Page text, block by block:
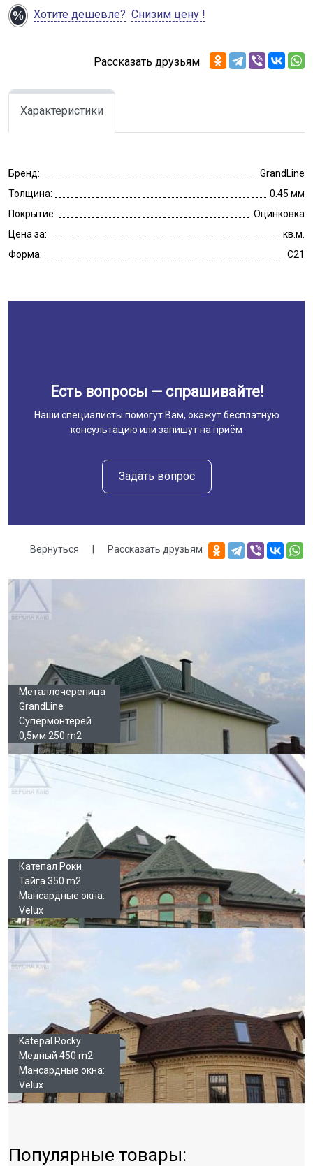
Хотите дешевле? Снизим цену !
Рассказать друзьям
Характеристики
Бренд:
GrandLine
Толщина:
0.45 мм
Покрытие:
Оцинковка
Цена за:
кв.м.
Форма:
C21
Есть вопросы — спрашивайте!
Наши специалисты помогут Вам, окажут бесплатную
консультацию или запишут на приём
Задать вопрос
Вернуться | Рассказать друзьям
Галерея
Металлочерепица
GrandLine
Супермонтерей
0,5мм 250 m2
Катепал Роки
Тайга 350 m2
Мансардные окна:
Velux
Katepal Rocky
Медный 450 m2
Мансардные окна:
Velux
Популярные товары: